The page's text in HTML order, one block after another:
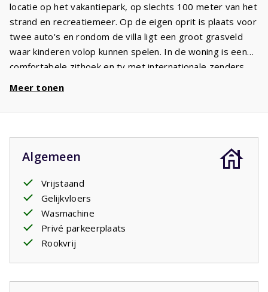
locatie op het vakantiepark, op slechts 100 meter van het
strand en recreatiemeer. Op de eigen oprit is plaats voor
twee auto's en rondom de villa ligt een groot grasveld
waar kinderen volop kunnen spelen. In de woning is een
comfortabele zithoek en tv met internationale zenders.
De villa beschikt over drie ruime slaapkamers met
voldoende kastruimte. De masterbedroom heeft een
badkamer ensuite met wastafel, inloopdouche en toilet.
De tweede slaapkamer heeft twee bedden en de derde
slaapkamer is ingericht met twee stapelbedden. De
gasten van deze slaapkamers maken gebruik van de
tweede badkamer met wastafel en inloopdouche en een
apart toilet. In het vakantiehuis is ook een wasmachine.
Op het overdekte terras met tuinmeubilair kunt u met
Meer tonen
Algemeen
Vrijstaand
Gelijkvloers
Wasmachine
Privé parkeerplaats
Rookvrij